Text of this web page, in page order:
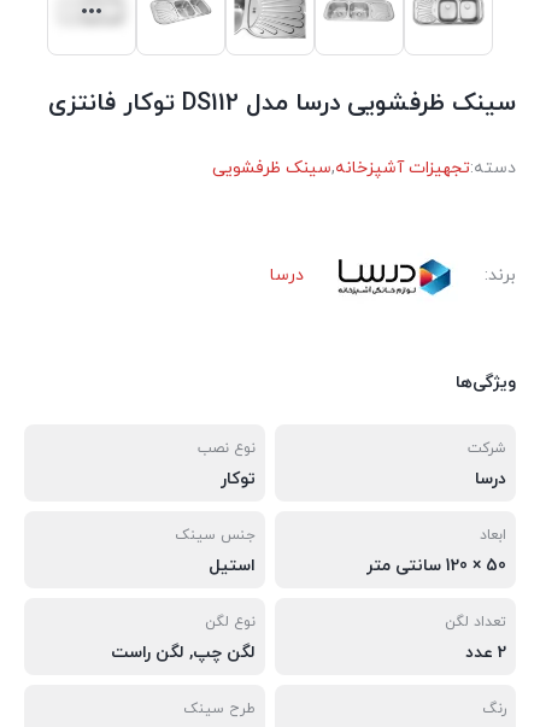
سینک ظرفشویی درسا مدل DS112 توکار فانتزی
دسته:تجهیزات آشپزخانه,سینک ظرفشویی
برند: درسا
ویژگی‌ها
شرکت
درسا
نوع نصب
توکار
ابعاد
50 × 120 سانتی متر
جنس سینک
استیل
تعداد لگن
2 عدد
نوع لگن
لگن چپ, لگن راست
رنگ طرح سینک